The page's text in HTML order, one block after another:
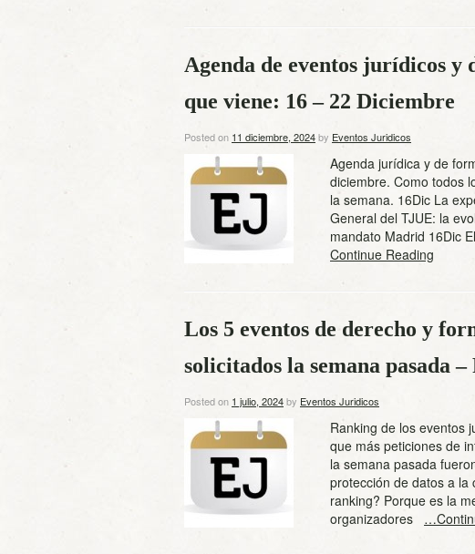
Agenda de eventos jurídicos y
que viene: 16 – 22 Diciembre
Posted on 11 diciembre, 2024by Eventos Juridicos
Agenda jurídica y de
diciembre. Como todos
la semana. 16Dic La
General del TJUE: la
mandato Madrid 16Dic
Continue Reading
Los 5 eventos de derecho y
solicitados la semana pasada
Posted on 1 julio, 2024by Eventos Juridicos
Ranking de los eventos
que más peticiones de
la semana pasada
protección de datos a la
ranking? Porque es la
organizadores